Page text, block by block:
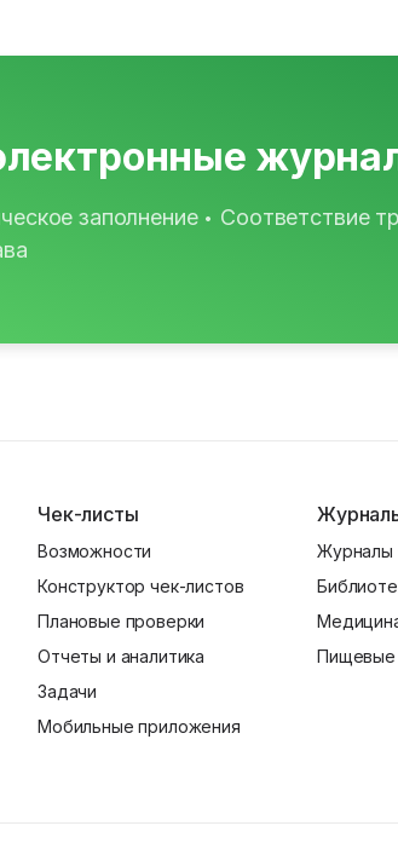
заполнение • Соответствие
Чек-листы
Возможности
Конструктор чек-листов
Плановые проверки
Отчеты и аналитика
Задачи
Мобильные приложения
Журналы
Пищевые